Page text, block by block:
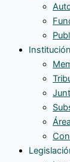
Institución